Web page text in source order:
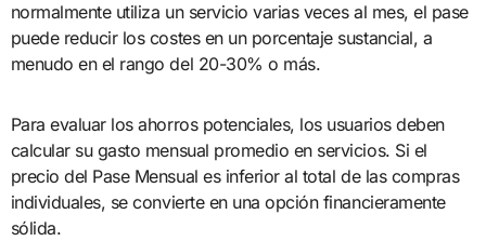
normalmente utiliza un servicio varias veces al mes, el pase
puede reducir los costes en un porcentaje sustancial, a
menudo en el rango del 20-30% o más.
Para evaluar los ahorros potenciales, los usuarios deben
calcular su gasto mensual promedio en servicios. Si el
precio del Pase Mensual es inferior al total de las compras
individuales, se convierte en una opción financieramente
sólida.